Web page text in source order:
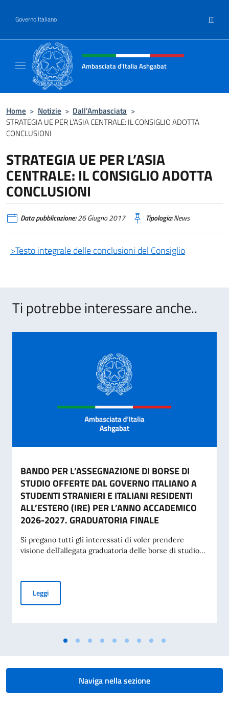
Governo Italiano IT
Intestazione sito, social e menù
Ambasciata d'Italia Ashgabat
Home > Notizie > Dall’Ambasciata >
STRATEGIA UE PER L’ASIA CENTRALE: IL CONSIGLIO ADOTTA
CONCLUSIONI
STRATEGIA UE PER L’ASIA
CENTRALE: IL CONSIGLIO ADOTTA
CONCLUSIONI
Data pubblicazione:26 Giugno 2017 Tipologia:News
>Testo integrale delle conclusioni del Consiglio
Ti potrebbe interessare anche..
BANDO PER L’ASSEGNAZIONE DI BORSE DI
STUDIO OFFERTE DAL GOVERNO ITALIANO A
STUDENTI STRANIERI E ITALIANI RESIDENTI
ALL’ESTERO (IRE) PER L’ANNO ACCADEMICO
2026-2027. GRADUATORIA FINALE
Si pregano tutti gli interessati di voler prendere
visione dell’allegata graduatoria delle borse di studio...
LeggiBANDO PER L’ASSEGNAZIONE DI BORSE DI STUDIO
Naviga nella sezione